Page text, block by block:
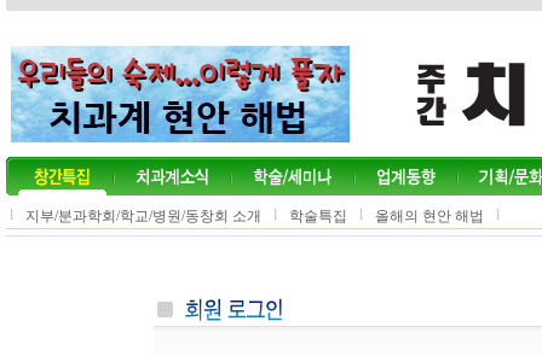
l 지부/분과학회/학교/병원/동창회 소개 l 학술특집 l 올해의 현안 해법 l